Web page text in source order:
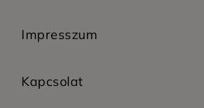
Impresszum
Kapcsolat